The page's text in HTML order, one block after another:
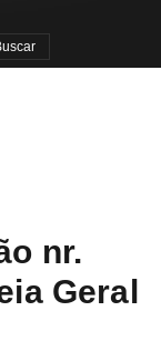
nr.
Geral